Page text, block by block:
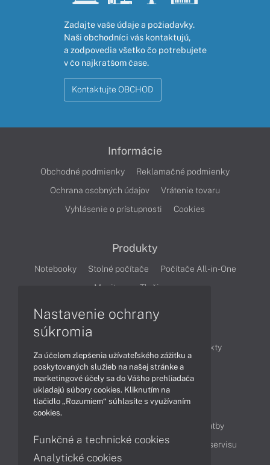
Zadajte vaše údaje a požiadavky.
Naši obchodníci vás kontaktujú,
a zodpovedia všetko čo potrebujete
v čo najkratšom čase.
Kontaktujte OBCHOD
Informácie
Obchodné podmienky
Reklamačné podmienky
Ochrana osobných údajov
Vrátenie tovaru
Vyhlásenie o prístupnosti
Cookies
Produkty
Notebooky Stolné počítače
Počítače All-in-One
Monitory
Tlačiarne
Produkty
Technológie
Videá
Obsah
Možnosti doručenia a platby
Podpora a servis
Servisné služby Cenník servisu
Nastavenie ochrany
súkromia
Za účelom zlepšenia užívateľského zážitku a
poskytovaných služieb na našej stránke a
marketingové účely sa do Vášho prehliadača
ukladajú súbory cookies. Kliknutím na
tlačidlo „Rozumiem“ súhlasíte s využívaním
cookies.
Funkčné a technické cookies
Analytické cookies